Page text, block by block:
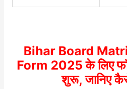
Bihar Board
Form 2025 के लिए
शुरू, जानिए